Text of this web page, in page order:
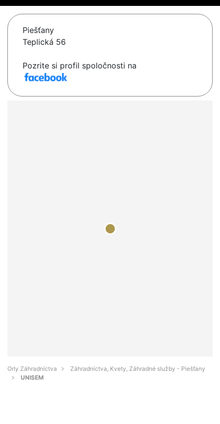
Piešťany
Teplická 56
Pozrite si profil spoločnosti na
Orly Záhradníctva
Záhradníctva, Kvety, Záhradné služby - Piešťany
UNISEM